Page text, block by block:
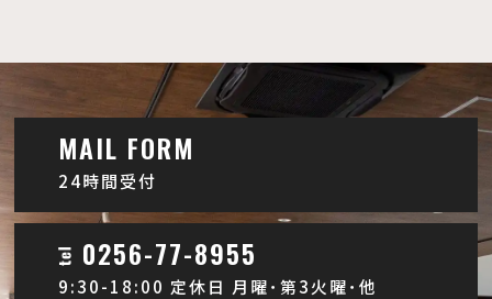
MAIL FORM
24時間受付
0256-77-8955
9:30-18:00 定休日 月曜･第3火曜･他